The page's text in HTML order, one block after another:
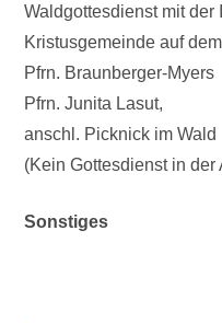
Waldgottesdienst mit der
Kristusgemeinde auf
Pfrn. Braunberger-Myers
Pfrn. Junita Lasut,
anschl. Picknick im Wald
(Kein Gottesdienst in
Sonstiges